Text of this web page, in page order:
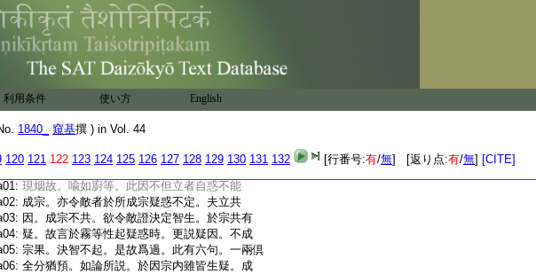
利用条件 使い方 English
1840_ 窺基撰 ) in Vol. 44
120 121 122 123 124 125 126 127 128 129 130 131 132 [行番号:有/無] [返り点:有/無] [CITE]
一句因體。後一句結過。西方濕熱。地多叢草。
既足虻蚊。又豐煙霧時有遠望。屡生疑惑。爲
塵爲烟。爲蚊爲霧。由此論文於霧等性。火有
二種。一者性火。如草木中極微火大。二者事
火。炎熱騰焔。煙照飛烟。其前性火。觸處可有。
立乃相符。其後事火。有處非有。故今建立。凡
諸事火。要有地 2 火爲質爲依。風飄動焔。水
加流潤。故名成大種和合火有。有彼火故。如
有多人遠共望彼。或霧或塵。或烟或蚊。皆共
疑惑。其間或立有事火宗云。彼所見烟等下。
現烟故。喩如廚等。此因不但立者自惑不能
成宗。亦令敵者於所成宗疑惑不定。夫立共
因。成宗不共。欲令敵證決定智生。於宗共有
疑。故言於霧等性起疑惑時。更説疑因。不成
宗果。決智不起。是故爲過。此有六句。一兩倶
全分猶預。如論所説。於因宗内雖皆生疑。成